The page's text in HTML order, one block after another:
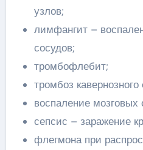
узлов;
лимфангит –
сосудов;
тромбофлебит;
тромбоз кавернозного
воспаление мозговых
сепсис – заражение
флегмона при